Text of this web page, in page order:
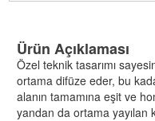
Ürün Açıklaması
Özel teknik tasarımı
ortama difüze eder, bu
alanın tamamına eşit ve
yandan da ortama